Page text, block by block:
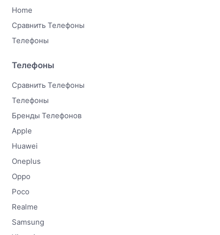
Home
Сравнить Телефоны
Телефоны
Телефоны
Сравнить Телефоны
Телефоны
Бренды Телефонов
Apple
Huawei
Oneplus
Oppo
Poco
Realme
Samsung